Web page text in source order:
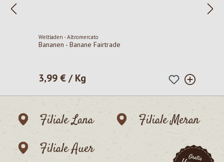
Weltladen - Altromercato
Bananen - Banane Fairtrade
Regulärer Preis:
3,99 € / Kg
Filiale Lana
Filiale Meran
Filiale Auer